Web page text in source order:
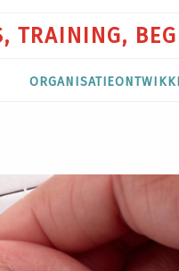
TRAINING,